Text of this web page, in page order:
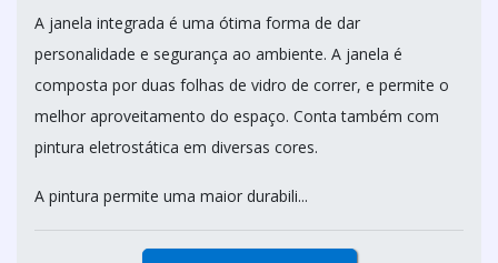
A janela integrada é uma ótima forma de dar
personalidade e segurança ao ambiente. A janela é
composta por duas folhas de vidro de correr, e permite o
melhor aproveitamento do espaço. Conta também com
pintura eletrostática em diversas cores.
A pintura permite uma maior durabili...